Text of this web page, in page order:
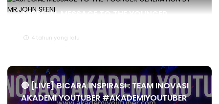
ASPECIAL MESSAGE TO THE YOUNGER
4 tahun yang lalu
🔴 [LIVE] BICARA INSPIRASI : TEAM INOVASI
AKADEMI YOUTUBER #AKADEMIYOUTUBER